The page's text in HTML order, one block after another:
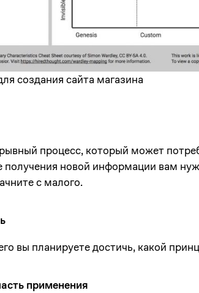
создания сайта магазина
процесс, который может
новой информации вам
с малого.
вы планируете достичь, какой
применения